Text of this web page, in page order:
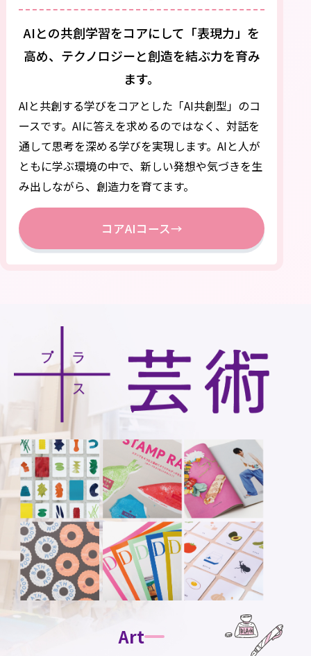
AIとの共創学習をコアにして「表現力」を
高め、 テクノロジーと創造を結ぶ力を育み
ます。
AIと共創する学びをコアとした「AI共創型」のコ
ースです。 AIに答えを求めるのではなく、対話を
通して思考を深める学びを実現します。AIと人が
ともに学ぶ環境の中で、新しい発想や気づきを生
み出しながら、創造力を育てます。
コアAIコース→
Art